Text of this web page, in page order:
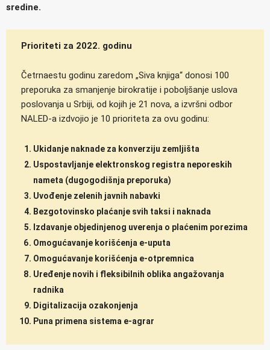
sredine.
Prioriteti za 2022. godinu
Četrnaestu godinu zaredom „Siva knjiga“ donosi 100
preporuka za smanjenje birokratije i poboljšanje uslova
poslovanja u Srbiji, od kojih je 21 nova, a izvršni odbor
NALED-a izdvojio je 10 prioriteta za ovu godinu:
Ukidanje naknade za konverziju zemljišta
Uspostavljanje elektronskog registra neporeskih
nameta (dugogodišnja preporuka)
Uvođenje zelenih javnih nabavki
Bezgotovinsko plaćanje svih taksi i naknada
Izdavanje objedinjenog uverenja o plaćenim porezima
Omogućavanje korišćenja e-uputa
Omogućavanje korišćenja e-otpremnica
Uređenje novih i fleksibilnih oblika angažovanja
radnika
Digitalizacija ozakonjenja
Puna primena sistema e-agrar